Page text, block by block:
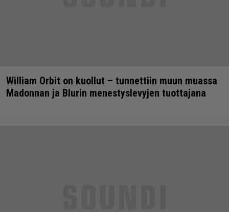
William Orbit on kuollut – tunnettiin muun muassa
Madonnan ja Blurin menestyslevyjen tuottajana